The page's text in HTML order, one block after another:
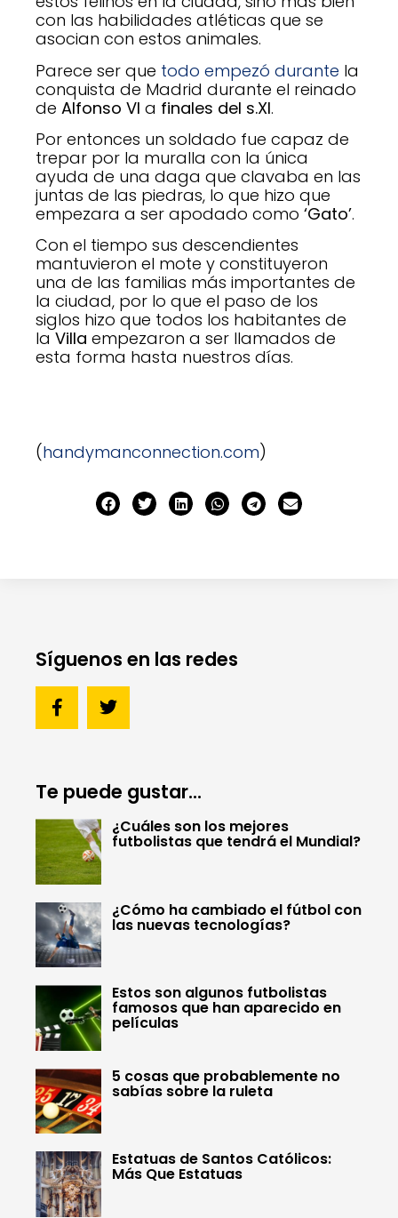
con las habilidades atléticas que se
asocian con estos animales.
Parece ser que todo empezó durante la
conquista de Madrid durante el reinado
de Alfonso VI a finales del s.XI.
Por entonces un soldado fue capaz de
trepar por la muralla con la única
ayuda de una daga que clavaba en las
juntas de las piedras, lo que hizo que
empezara a ser apodado como ‘Gato’.
Con el tiempo sus descendientes
mantuvieron el mote y constituyeron
una de las familias más importantes de
la ciudad, por lo que el paso de los
siglos hizo que todos los habitantes de
la Villa empezaron a ser llamados de
esta forma hasta nuestros días.
(handymanconnection.com)
Síguenos en las redes
Te puede gustar...
¿Cuáles son los mejores
futbolistas que tendrá el Mundial?
¿Cómo ha cambiado el fútbol con
las nuevas tecnologías?
Estos son algunos futbolistas
famosos que han aparecido en
películas
5 cosas que probablemente no
sabías sobre la ruleta
Estatuas de Santos Católicos:
Más Que Estatuas